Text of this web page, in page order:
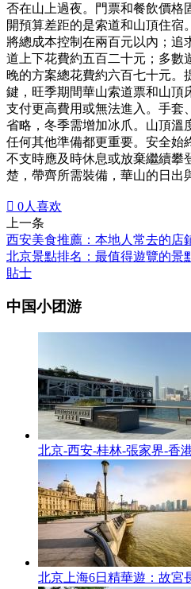
否在山上過夜。門票和餐飲價格
開預算差距的是索道和山頂住宿
將總成本控制在兩百元以內；追
道上下花費約五百二十元；多數
晚的方案總花費約六百七十元。
鍵，旺季期間華山索道票和山頂
支付更高費用或無法進入。手套
省略，冬季需增加冰爪。山頂溫
任何其他準備都更重要。安全始
不支時應及時休息或放棄繼續攀
楚，帶齊所需裝備，華山的日出
 0人喜欢
上一条
西安美食推薦：本地人常去的店
北京景點排名：最值得遊覽的景
貼士
中国小团游
北京-西安-桂林-張家界-香
北京上海6日精華遊：故宮